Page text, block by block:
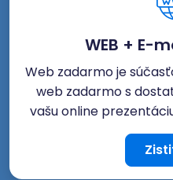
WEB + E-
Web zadarmo je
web zadarmo s
vašu online